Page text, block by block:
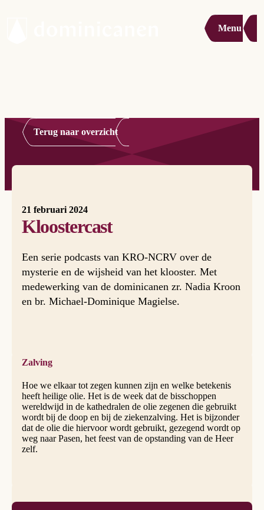
Menu
Terug naar overzicht
21 februari 2024
Kloostercast
Een serie podcasts van KRO-NCRV over de
mysterie en de wijsheid van het klooster. Met
medewerking van de dominicanen zr. Nadia Kroon
en br. Michael-Dominique Magielse.
Zalving
Hoe we elkaar tot zegen kunnen zijn en welke betekenis
heeft heilige olie. Het is de week dat de bisschoppen
wereldwijd in de kathedralen de olie zegenen die gebruikt
wordt bij de doop en bij de ziekenzalving. Het is bijzonder
dat de olie die hiervoor wordt gebruikt, gezegend wordt op
weg naar Pasen, het feest van de opstanding van de Heer
zelf.